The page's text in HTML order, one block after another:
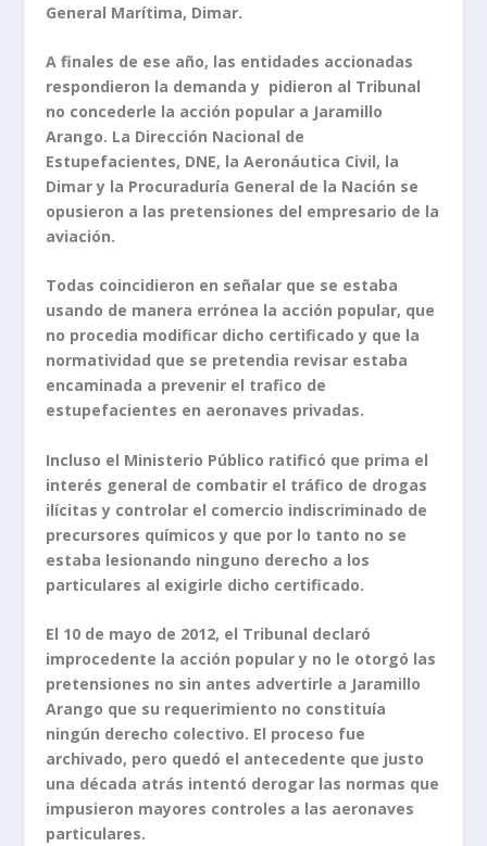
General Marítima, Dimar.
A finales de ese año, las entidades accionadas
respondieron la demanda y pidieron al Tribunal
no concederle la acción popular a Jaramillo
Arango. La Dirección Nacional de
Estupefacientes, DNE, la Aeronáutica Civil, la
Dimar y la Procuraduría General de la Nación se
opusieron a las pretensiones del empresario de la
aviación.
Todas coincidieron en señalar que se estaba
usando de manera errónea la acción popular, que
no procedia modificar dicho certificado y que la
normatividad que se pretendia revisar estaba
encaminada a prevenir el trafico de
estupefacientes en aeronaves privadas.
Incluso el Ministerio Público ratificó que prima el
interés general de combatir el tráfico de drogas
ilícitas y controlar el comercio indiscriminado de
precursores químicos y que por lo tanto no se
estaba lesionando ninguno derecho a los
particulares al exigirle dicho certificado.
El 10 de mayo de 2012, el Tribunal declaró
improcedente la acción popular y no le otorgó las
pretensiones no sin antes advertirle a Jaramillo
Arango que su requerimiento no constituía
ningún derecho colectivo. El proceso fue
archivado, pero quedó el antecedente que justo
una década atrás intentó derogar las normas que
impusieron mayores controles a las aeronaves
particulares.